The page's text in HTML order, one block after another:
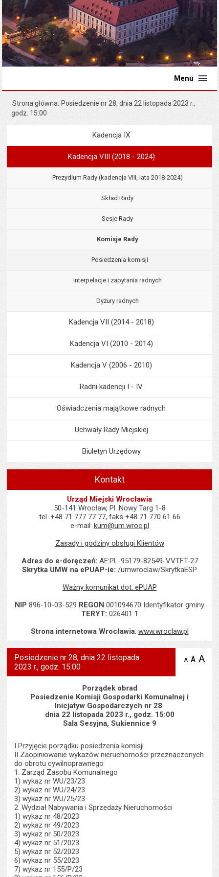
Menu
Strona główna Posiedzenie nr 28, dnia 22 listopada 2023 r.,
godz. 15:00
Menu
Kadencja IX
Kadencja VIII (2018 - 2024)
Prezydium Rady (kadencja VIII, lata 2018-2024)
Skład Rady
Sesje Rady
Komisje Rady
Posiedzenia komisji
Interpelacje i zapytania radnych
Dyżury radnych
Kadencja VII (2014 - 2018)
Kadencja VI (2010 - 2014)
Kadencja V (2006 - 2010)
Radni kadencji I - IV
Oświadczenia majątkowe radnych
Uchwały Rady Miejskiej
Biuletyn Urzędowy
Kontakt
Urząd Miejski Wrocławia
50-141 Wrocław, Pl. Nowy Targ 1-8
tel. +48 71 777 77 77, faks +48 71 770 61 66
e-mail: kum@um.wroc.pl
Zasady i godziny obsługi Klientów
Adres do e-doręczeń: AE:PL-95179-82549-VVTFT-27
Skrytka UMW na ePUAP-ie: /umwroclaw/SkrytkaESP
Ważny komunikat dot. ePUAP
NIP 896-10-03-529 REGON 001094670 Identyfikator gminy
TERYT: 026401 1
Strona internetowa Wrocławia: www.wroclaw.pl
Posiedzenie nr 28, dnia 22 listopada
2023 r., godz. 15:00
A zmniejsz
A A
Porządek obrad
Posiedzenie Komisji Gospodarki Komunalnej i
Inicjatyw Gospodarczych nr 28
dnia 22 listopada 2023 r., godz. 15:00
Sala Sesyjna, Sukiennice 9
I Przyjęcie porządku posiedzenia komisji
II Zaopiniowanie wykazów nieruchomości przeznaczonych
do obrotu cywilnoprawnego
1. Zarząd Zasobu Komunalnego
1) wykaz nr WU/23/23
2) wykaz nr WU/24/23
3) wykaz nr WU/25/23
2. Wydział Nabywania i Sprzedaży Nieruchomości
1) wykaz nr 48/2023
2) wykaz nr 49/2023
3) wykaz nr 50/2023
4) wykaz nr 51/2023
5) wykaz nr 52/2023
6) wykaz nr 55/2023
7) wykaz nr 155/P/23